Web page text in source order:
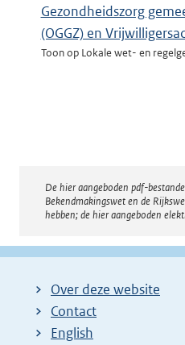
Gezondheidszorg
(OGGZ) en
Toon op Lokale wet- en
Disclaimer
De hier aangeboden pdf-
Bekendmakingswet en de
hebben; de hier aangeboden
Over deze website
Contact
English